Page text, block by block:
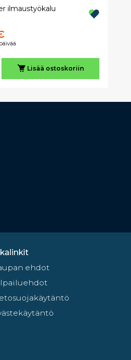
ilmaustyökalu
Lisää ostoskoriin
ehdot